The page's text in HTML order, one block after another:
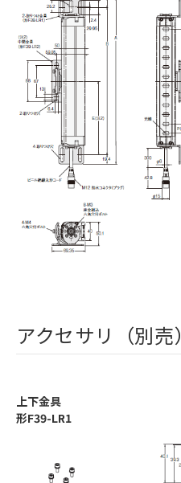
アクセサリ（別売）
上下金具
形F39-LR1